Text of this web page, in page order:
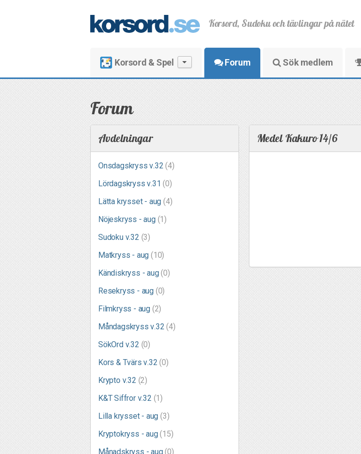
Korsord, Sudoku och tävlingar på nätet
Korsord & Spel Forum Sök medlem
Forum
Avdelningar
Onsdagskryss v.32(4)
Lördagskryss v.31(0)
Lätta krysset - aug(4)
Nöjeskryss - aug (1)
Sudoku v.32 (3)
Matkryss - aug(10)
Kändiskryss - aug(0)
Resekryss - aug (0)
Filmkryss - aug (2)
Måndagskryss v.32(4)
SökOrd v.32 (0)
Kors & Tvärs v.32(0)
Krypto v.32 (2)
K&T Siffror v.32 (1)
Lilla krysset - aug(3)
Kryptokryss - aug(15)
Månadskryss - aug(0)
Medel Kakuro 14/6